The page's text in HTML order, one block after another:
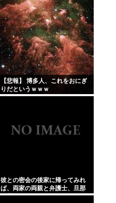
【悲報】 博多人、これをおにぎ
りだというｗｗｗ
彼との密会の後家に帰ってみれ
ば、両家の両親と弁護士、旦那
が勢ぞろい。結局離婚されて無